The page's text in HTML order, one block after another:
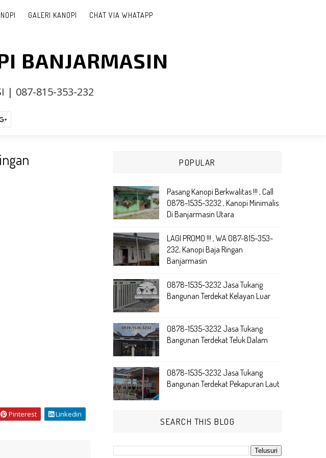
GALERI KANOPI CHAT VIA WHATAPP
BANJARMASIN
| 087-815-353-232
Pinterest Linkedin
POPULAR
Pasang Kanopi Berkwalitas !!! , Call
0878-1535-3232 , Kanopi Minimalis
Di Banjarmasin Utara
LAGI PROMO !!! , WA 087-815-353-
232, Kanopi Baja Ringan
Banjarmasin
0878-1535-3232 Jasa Tukang
Bangunan Terdekat Kelayan Luar
0878-1535-3232 Jasa Tukang
Bangunan Terdekat Teluk Dalam
0878-1535-3232 Jasa Tukang
Bangunan Terdekat Pekapuran Laut
SEARCH THIS BLOG